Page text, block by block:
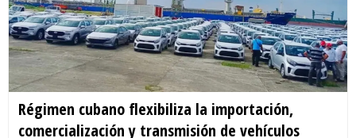
Régimen cubano flexibiliza la importación,
comercialización y transmisión de vehículos